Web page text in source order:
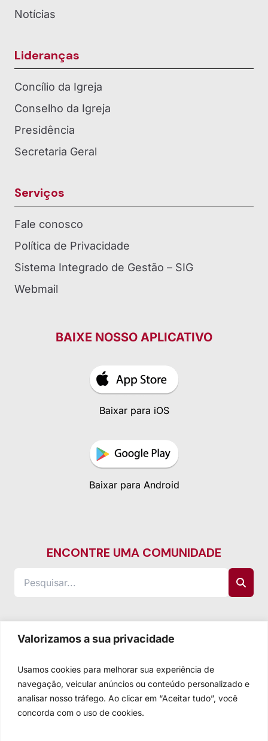
Valorizamos a sua privacidade
Usamos cookies para melhorar sua experiência de
navegação, veicular anúncios ou conteúdo personalizado e
analisar nosso tráfego. Ao clicar em “Aceitar tudo”, você
concorda com o uso de cookies.
Notícias
Lideranças
Concílio da Igreja
Conselho da Igreja
Presidência
Secretaria Geral
Serviços
Fale conosco
Política de Privacidade
Sistema Integrado de Gestão – SIG
Webmail
BAIXE NOSSO APLICATIVO
Baixar para iOS
Baixar para Android
ENCONTRE UMA COMUNIDADE